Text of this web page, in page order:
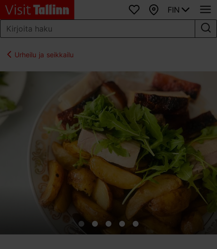
SuosikitKartta
FIN
Urheilu ja seikkailu